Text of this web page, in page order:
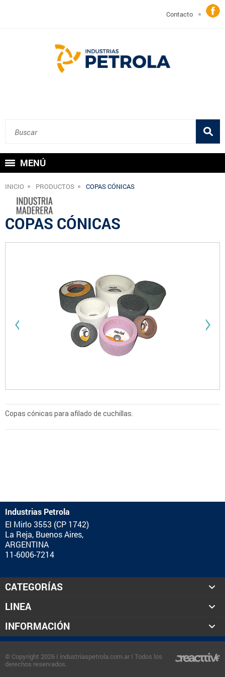
Contacto
MENÚ
INICIO PRODUCTOS COPAS CÓNICAS
COPAS CÓNICAS
Copas cónicas para afilado de cuchillas.
Industrias Petrola
El Mirlo 3553 (CP 1742)
La Reja, Buenos Aires,
ARGENTINA
11-6006-7214
CATEGORÍAS
LINEA
INFORMACIÓN
© Copyright 2026 I industriaspetrola.com.ar I Todos los
derechos reservados.